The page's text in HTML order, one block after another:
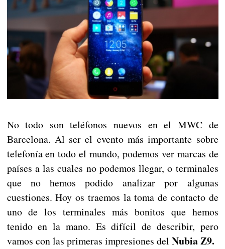
No todo son teléfonos nuevos en el MWC de
Barcelona. Al ser el evento más importante sobre
telefonía en todo el mundo, podemos ver marcas de
países a las cuales no podemos llegar, o terminales
que no hemos podido analizar por algunas
cuestiones. Hoy os traemos la toma de contacto de
uno de los terminales más bonitos que hemos
tenido en la mano. Es difícil de describir, pero
vamos con las primeras impresiones del Nubia Z9.